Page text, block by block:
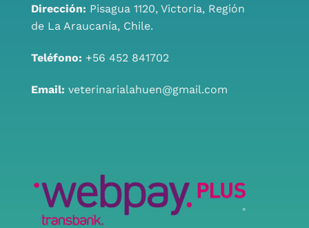
Dirección: Pisagua 1120, Victoria, Región
de La Araucanía, Chile.
Teléfono: +56 452 841702
Email: veterinarialahuen@gmail.com